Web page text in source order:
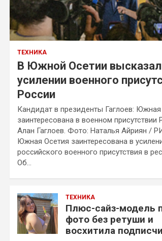
ТЕХНИКА
В Южной Осетии
усилении военного
России
Кандидат в президенты Гаглоев: Южная
заинтересована в военном присутствии
Алан Гаглоев. Фото: Наталья Айриян /
Южная Осетия заинтересована в
российского военного присутствия в
Об…
ТЕХНИКА
Плюс-сайз-модель
фото без ретуши и
восхитила